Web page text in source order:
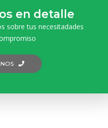
en detalle
sobre tus necesitadades